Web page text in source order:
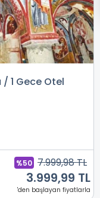
1 Gece Otel
%50 7.999,98 TL
3.999,99 TL
'den başlayan fiyatlarla